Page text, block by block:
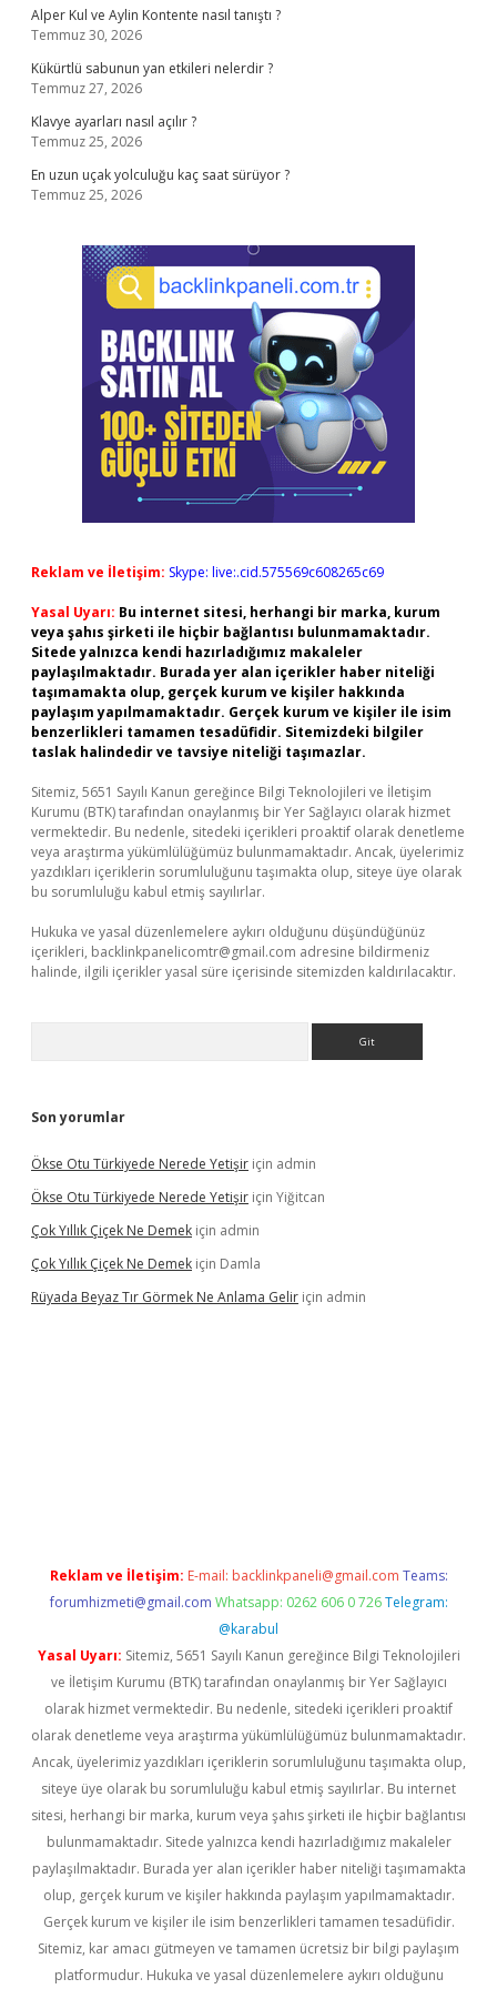
Alper Kul ve Aylin Kontente nasıl tanıştı ?
Temmuz 30, 2026
Kükürtlü sabunun yan etkileri nelerdir ?
Temmuz 27, 2026
Klavye ayarları nasıl açılır ?
Temmuz 25, 2026
En uzun uçak yolculuğu kaç saat sürüyor ?
Temmuz 25, 2026
Reklam ve İletişim: Skype: live:.cid.575569c608265c69
Yasal Uyarı: Bu internet sitesi, herhangi bir marka, kurum
veya şahıs şirketi ile hiçbir bağlantısı bulunmamaktadır.
Sitede yalnızca kendi hazırladığımız makaleler
paylaşılmaktadır. Burada yer alan içerikler haber niteliği
taşımamakta olup, gerçek kurum ve kişiler hakkında
paylaşım yapılmamaktadır. Gerçek kurum ve kişiler ile isim
benzerlikleri tamamen tesadüfidir. Sitemizdeki bilgiler
taslak halindedir ve tavsiye niteliği taşımazlar.
Sitemiz, 5651 Sayılı Kanun gereğince Bilgi Teknolojileri ve İletişim
Kurumu (BTK) tarafından onaylanmış bir Yer Sağlayıcı olarak hizmet
vermektedir. Bu nedenle, sitedeki içerikleri proaktif olarak denetleme
veya araştırma yükümlülüğümüz bulunmamaktadır. Ancak, üyelerimiz
yazdıkları içeriklerin sorumluluğunu taşımakta olup, siteye üye olarak
bu sorumluluğu kabul etmiş sayılırlar.
Hukuka ve yasal düzenlemelere aykırı olduğunu düşündüğünüz
içerikleri, backlinkpanelicomtr@gmail.com adresine bildirmeniz
halinde, ilgili içerikler yasal süre içerisinde sitemizden kaldırılacaktır.
Son yorumlar
Ökse Otu Türkiyede Nerede Yetişir için admin
Ökse Otu Türkiyede Nerede Yetişir için Yiğitcan
Çok Yıllık Çiçek Ne Demek için admin
Çok Yıllık Çiçek Ne Demek için Damla
Rüyada Beyaz Tır Görmek Ne Anlama Gelir için admin
Reklam ve İletişim: E-mail: backlinkpaneli@gmail.com Teams:
forumhizmeti@gmail.com Whatsapp: 0262 606 0 726 Telegram:
@karabul
Yasal Uyarı: Sitemiz, 5651 Sayılı Kanun gereğince Bilgi Teknolojileri
ve İletişim Kurumu (BTK) tarafından onaylanmış bir Yer Sağlayıcı
olarak hizmet vermektedir. Bu nedenle, sitedeki içerikleri proaktif
olarak denetleme veya araştırma yükümlülüğümüz bulunmamaktadır.
Ancak, üyelerimiz yazdıkları içeriklerin sorumluluğunu taşımakta olup,
siteye üye olarak bu sorumluluğu kabul etmiş sayılırlar. Bu internet
sitesi, herhangi bir marka, kurum veya şahıs şirketi ile hiçbir bağlantısı
bulunmamaktadır. Sitede yalnızca kendi hazırladığımız makaleler
paylaşılmaktadır. Burada yer alan içerikler haber niteliği taşımamakta
olup, gerçek kurum ve kişiler hakkında paylaşım yapılmamaktadır.
Gerçek kurum ve kişiler ile isim benzerlikleri tamamen tesadüfidir.
Sitemiz, kar amacı gütmeyen ve tamamen ücretsiz bir bilgi paylaşım
platformudur. Hukuka ve yasal düzenlemelere aykırı olduğunu